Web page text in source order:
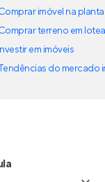
imóvel na planta
terreno em
em imóveis
do mercado